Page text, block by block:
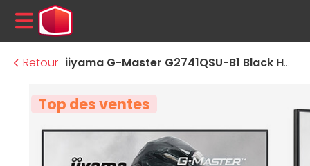
MENU
Retour
iiyama G-Master G2741QSU-B1 Black Hawk
Top des ventes